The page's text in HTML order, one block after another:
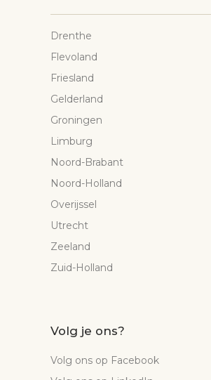
Drenthe
Flevoland
Friesland
Gelderland
Groningen
Limburg
Noord-Brabant
Noord-Holland
Overijssel
Utrecht
Zeeland
Zuid-Holland
Volg je ons?
Volg ons op Facebook